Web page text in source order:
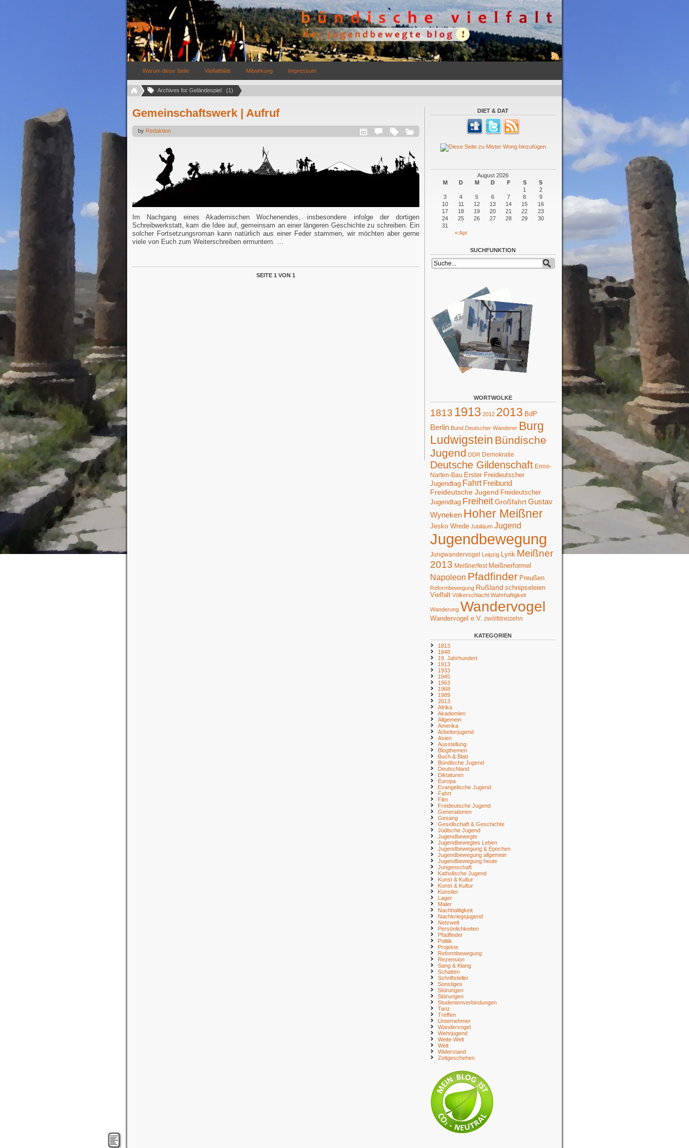
Warum diese Seite Vielfaltblatt Mitwirkung Impressum
Archives for Geländespiel   (1)
Gemeinschaftswerk | Aufruf
by Redaktion
Im Nachgang eines Akademischen Wochenendes, insbesondere infolge der dortigen
Schreibwerkstatt, kam die Idee auf, gemeinsam an einer längeren Geschichte zu schreiben. Ein
solcher Fortsetzungsroman kann natürlich aus einer Feder stammen, wir möchten aber gerne
viele von Euch zum Weiterschreiben ermuntern. …
SEITE 1 VON 1
DIET & DAT
August 2026
M
D M D F S S
« Apr
1
2
3
4 5 6 7 8
9
10
11 12 13 14 15
16
17
18 19 20 21 22
23
24
25 26 27 28 29
30
31
SUCHFUNKTION
WORTWOLKE
1813 1913 2012 2013 BdP
Berlin Bund Deutscher Wanderer Burg
Ludwigstein Bündische
Jugend DDR Demokratie
Deutsche Gildenschaft Enno-
Narten-Bau Erster Freideutscher
Jugendtag Fahrt Freibund
Freideutsche Jugend Freideutscher
Jugendtag FreiheitGroßfahrtGustav
Wyneken Hoher Meißner
Jesko Wrede Jubiläum Jugend
Jugendbewegung
Jungwandervogel Leipzig Lyrik Meißner
2013 Meißnerfest Meißnerformel
Napoleon Pfadfinder Preußen
Reformbewegung Rußland schnipseleien
Vielfalt Völkerschlacht Wahrhaftigkeit
Wanderung Wandervogel
Wandervogel e.V. zwölfdreizehn
KATEGORIEN
1813
1848
19. Jahrhundert
1913
1933
1945
1963
1968
1989
2013
Afrika
Akademien
Allgemein
Amerika
Arbeiterjugend
Asien
Ausstellung
Blogthemen
Buch & Blatt
Bündische Jugend
Deutschland
Diktaturen
Europa
Evangelische Jugend
Fahrt
Film
Freideutsche Jugend
Generationen
Gesang
Gesellschaft & Geschichte
Jüdische Jugend
Jugendbewegte
Jugendbewegtes Leben
Jugendbewegung & Epochen
Jugendbewegung allgemein
Jugendbewegung heute
Jungenschaft
Katholische Jugend
Kunst & Kultur
Kunst & Kultur
Künstler
Lager
Maler
Nachhaltigkeit
Nachkriegsjugend
Netzwelt
Persönlichkeiten
Pfadfinder
Politik
Projekte
Reformbewegung
Rezension
Sang & Klang
Schatten
Schriftsteller
Sonstiges
Störungen
Störungen
Studentenverbindungen
Tanz
Treffen
Unternehmer
Wandervogel
Wehrjugend
Weite Welt
Welt
Widerstand
Zeitgeschehen